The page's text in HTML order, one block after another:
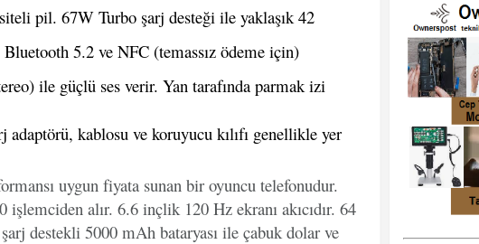
pil. 67W Turbo şarj desteği ile yaklaşık 42
5.2 ve NFC (temassız ödeme için)
ile güçlü ses verir. Yan tarafında parmak izi
kablosu ve koruyucu kılıfı genellikle yer
uygun fiyata sunan bir oyuncu telefonudur.
alır. 6.6 inçlik 120 Hz ekranı akıcıdır. 64
destekli 5000 mAh bataryası ile çabuk dolar ve